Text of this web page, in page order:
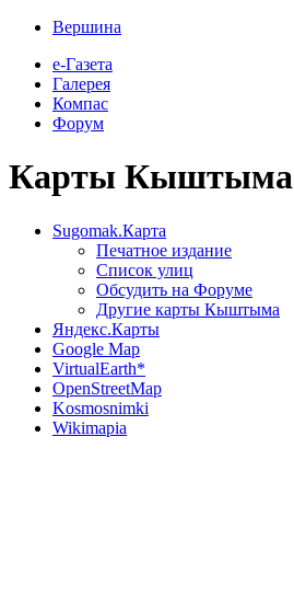
Вершина
е-Газета
Галерея
Компас
Форум
Карты Кыштыма
Sugomak.Карта
Печатное издание
Список улиц
Обсудить на Форуме
Другие карты Кыштыма
Яндекс.Карты
Google Map
VirtualEarth*
OpenStreetMap
Kosmosnimki
Wikimapia